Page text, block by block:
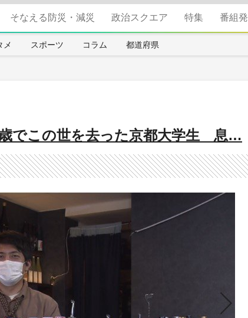
そなえる防災・減災 政治スクエア 特集 番組発
メ スポーツ コラム 都道府県
でこの世を去った京都大学生 息…